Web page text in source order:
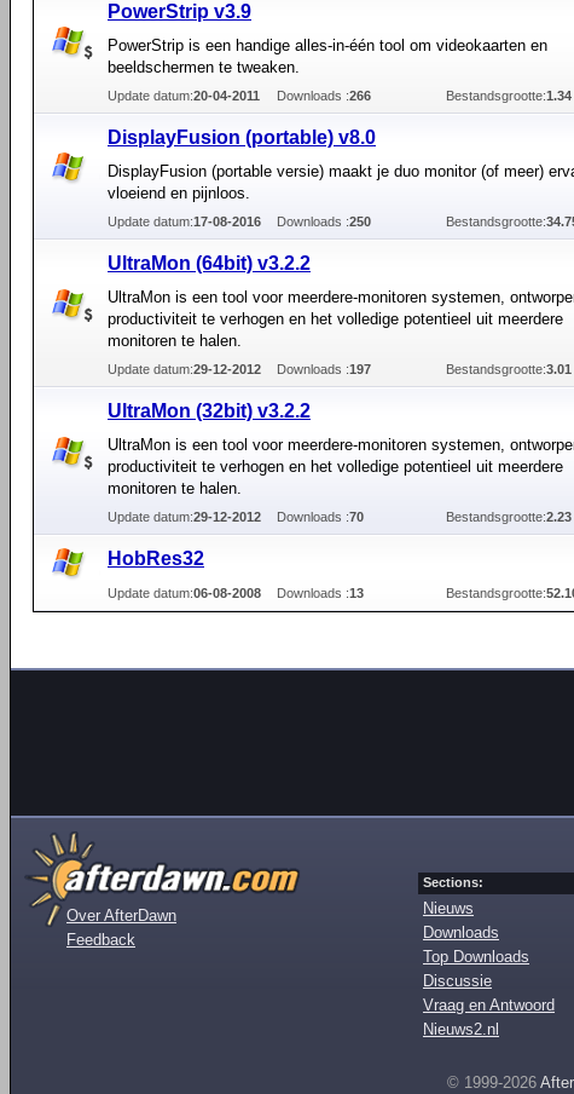
PowerStrip v3.9
PowerStrip is een handige alles-in-één tool om videokaarten en
beeldschermen te tweaken.
Update datum:20-04-2011 Downloads :266 Bestandsgrootte:
DisplayFusion (portable) v8.0
DisplayFusion (portable versie) maakt je duo monitor (of meer)
vloeiend en pijnloos.
Update datum:17-08-2016 Downloads :250 Bestandsgrootte:
UltraMon (64bit) v3.2.2
UltraMon is een tool voor meerdere-monitoren systemen,
productiviteit te verhogen en het volledige potentieel uit meerdere
monitoren te halen.
Update datum:29-12-2012 Downloads :197 Bestandsgrootte:
UltraMon (32bit) v3.2.2
UltraMon is een tool voor meerdere-monitoren systemen,
productiviteit te verhogen en het volledige potentieel uit meerdere
monitoren te halen.
Update datum:29-12-2012 Downloads :70 Bestandsgrootte:
HobRes32
Update datum:06-08-2008 Downloads :13 Bestandsgrootte:
Over AfterDawn
Feedback
Sections:
Nieuws
Downloads
Top Downloads
Discussie
Vraag en Antwoord
Nieuws2.nl
© 1999-2026